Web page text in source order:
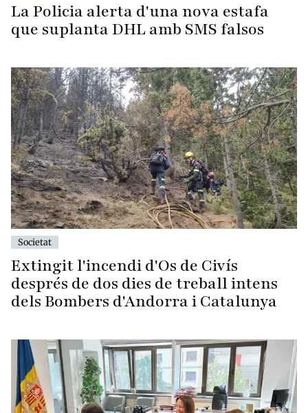
La Policia alerta d'una nova estafa
que suplanta DHL amb SMS falsos
Societat
Extingit l'incendi d'Os de Civís
després de dos dies de treball intens
dels Bombers d'Andorra i Catalunya